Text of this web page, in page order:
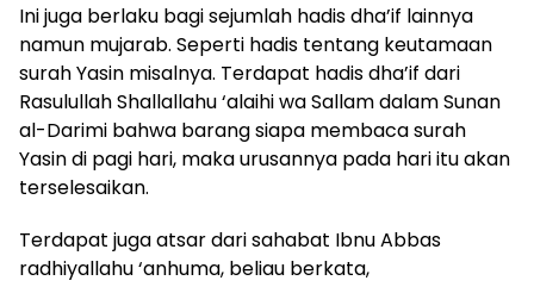
Ini juga berlaku bagi sejumlah hadis dha’if lainnya
namun mujarab. Seperti hadis tentang keutamaan
surah Yasin misalnya. Terdapat hadis dha’if dari
Rasulullah Shallallahu ‘alaihi wa Sallam dalam Sunan
al-Darimi bahwa barang siapa membaca surah
Yasin di pagi hari, maka urusannya pada hari itu akan
terselesaikan.
Terdapat juga atsar dari sahabat Ibnu Abbas
radhiyallahu ‘anhuma, beliau berkata,